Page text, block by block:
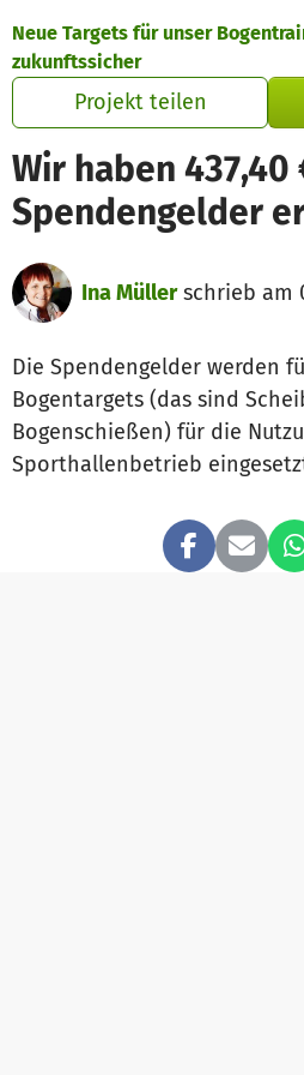
Neue Targets für unser
zukunftssicher
Projekt teilen
Wir haben 437,40
Spendengelder
Ina Müllerschrieb am
Die Spendengelder werden
Bogentargets (das sind
Bogenschießen) für die
Sporthallenbetrieb